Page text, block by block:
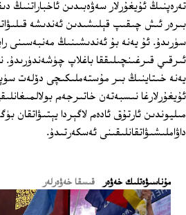
تەرەپنىڭ ئۇيغۇرلار سەۋەبىدىن ئاخباراتنىڭ
بىرەر ئىش چىقىپ قېلىشىدىن ئەندىشە
سۈرىدۇ. ئۇ يەنە بۇ ئەندىشىنىڭ مەنبەسىنى
ئىرقىي قىرغىنچىلىققا باغلاپ
يەنە خىتاينىڭ بىر مۇستەملىكىچى دۆلەت
مىليوندىن ئارتۇق ئادەم لاگېردا يېتىۋاتقان
داۋاملىشىۋاتقانلىقىنى ئەسكەرتىدۇ.
ﻣﯘﻧﺎﺳﯩﯟﻩﺗﻠﯩﻚ ﺧﻪﯞﻩﺭ قىسقا خەۋەرلەر